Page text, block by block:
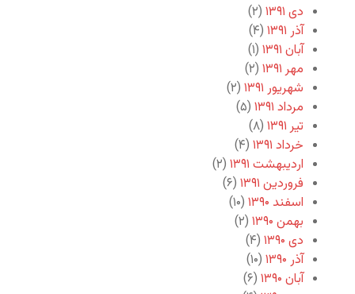
دی ۱۳۹۱
(۲)
آذر ۱۳۹۱
(۴)
آبان ۱۳۹۱
(۱)
مهر ۱۳۹۱
(۲)
شهریور ۱۳۹۱
(۲)
مرداد ۱۳۹۱
(۵)
تیر ۱۳۹۱
(۸)
خرداد ۱۳۹۱
(۴)
اردیبهشت ۱۳۹۱
(۲)
فروردین ۱۳۹۱
(۶)
اسفند ۱۳۹۰
(۱۰)
بهمن ۱۳۹۰
(۲)
دی ۱۳۹۰
(۴)
آذر ۱۳۹۰
(۱۰)
آبان ۱۳۹۰
(۶)